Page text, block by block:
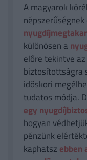
A magyarok
különösen a
előre tekintve
biztosítottságra
időskori
tudatos módja.
egy
hogyan
pénzünk
kaphatsz ebben